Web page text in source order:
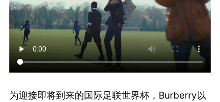
为迎接即将到来的国际足联世界杯，Burberry以